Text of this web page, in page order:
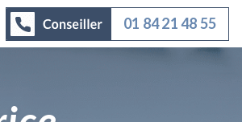
01 84 21 48 55